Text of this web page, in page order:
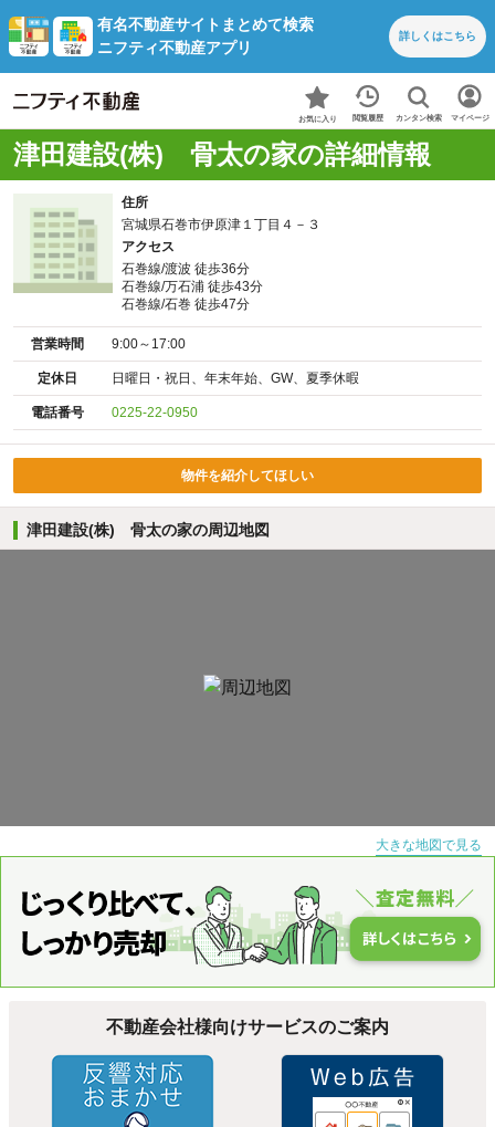
有名不動産サイトまとめて検索
ニフティ不動産アプリ
詳しくはこちら
お気に入り 閲覧履歴 カンタン検索 マイページ
津田建設(株) 骨太の家の詳細情報
住所
宮城県石巻市伊原津１丁目４－３
アクセス
石巻線/渡波 徒歩36分
石巻線/万石浦 徒歩43分
石巻線/石巻 徒歩47分
営業時間 9:00～17:00
定休日 日曜日・祝日、年末年始、GW、夏季休暇
電話番号 0225-22-0950
物件を紹介してほしい
津田建設(株) 骨太の家の周辺地図
大きな地図で見る
不動産会社様向けサービスのご案内